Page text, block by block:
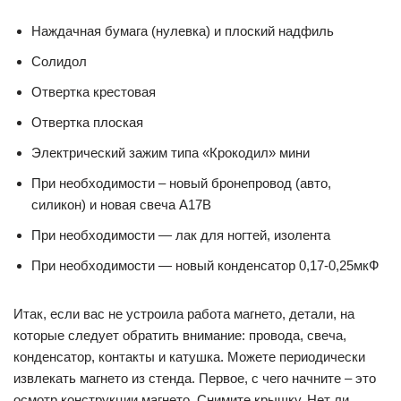
Наждачная бумага (нулевка) и плоский надфиль
Солидол
Отвертка крестовая
Отвертка плоская
Электрический зажим типа «Крокодил» мини
При необходимости – новый бронепровод (авто,
силикон) и новая свеча А17В
При необходимости — лак для ногтей, изолента
При необходимости — новый конденсатор 0,17-0,25мкФ
Итак, если вас не устроила работа магнето, детали, на
которые следует обратить внимание: провода, свеча,
конденсатор, контакты и катушка. Можете периодически
извлекать магнето из стенда. Первое, с чего начните – это